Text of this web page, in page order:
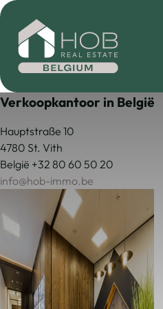
Verkoopkantoor in België
Hauptstraße 10
4780 St. Vith
België +32 80 60 50 20
info@hob-immo.be